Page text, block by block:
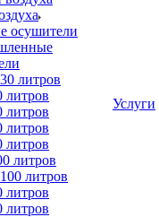
осушители
литров
литров
литров
литров
литров
литров
литров
литров
литров
Услуги